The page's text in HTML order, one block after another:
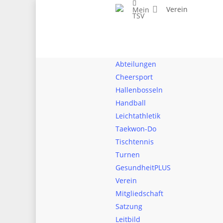
Der TSV 1887 Schloß Neuhaus
Mein
TSV
Verein
Abteilungen
Cheersport
Hallenbosseln
Handball
Leichtathletik
Taekwon-Do
Tischtennis
Turnen
GesundheitPLUS
Verein
Mitgliedschaft
Satzung
Leitbild